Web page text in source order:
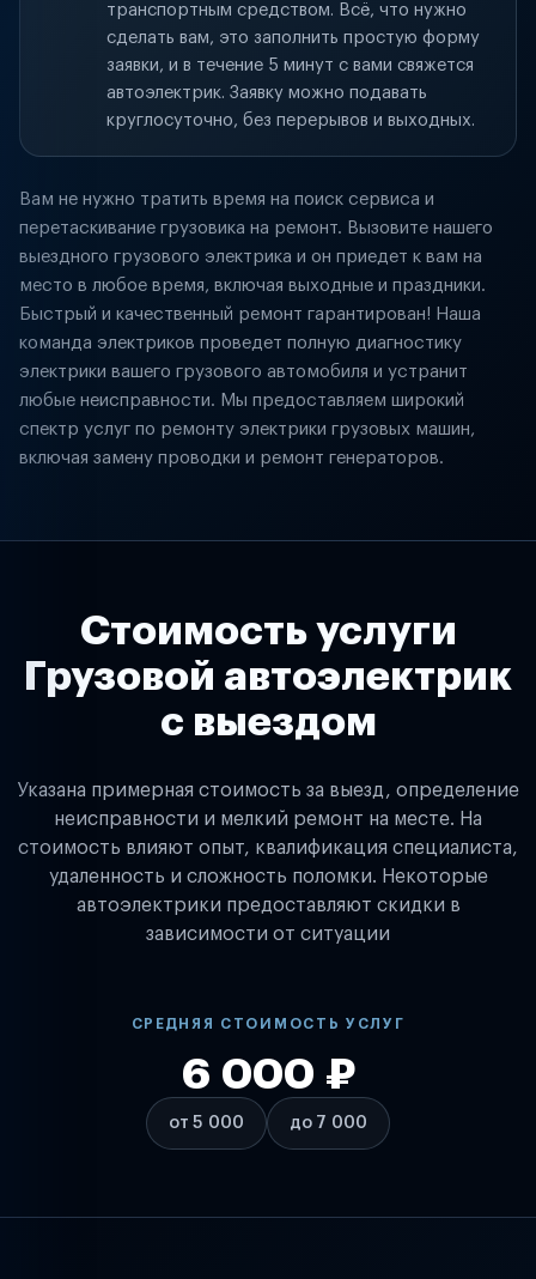
транспортным средством. Всё, что нужно
сделать вам, это заполнить простую форму
заявки, и в течение 5 минут с вами свяжется
автоэлектрик. Заявку можно подавать
круглосуточно, без перерывов и выходных.
Вам не нужно тратить время на поиск сервиса и
перетаскивание грузовика на ремонт. Вызовите нашего
выездного грузового электрика и он приедет к вам на
место в любое время, включая выходные и праздники.
Быстрый и качественный ремонт гарантирован! Наша
команда электриков проведет полную диагностику
электрики вашего грузового автомобиля и устранит
любые неисправности. Мы предоставляем широкий
спектр услуг по ремонту электрики грузовых машин,
включая замену проводки и ремонт генераторов.
Стоимость услуги
Грузовой автоэлектрик
с выездом
Указана примерная стоимость за выезд, определение
неисправности и мелкий ремонт на месте. На
стоимость влияют опыт, квалификация специалиста,
удаленность и сложность поломки. Некоторые
автоэлектрики предоставляют скидки в
зависимости от ситуации
СРЕДНЯЯ СТОИМОСТЬ УСЛУГ
от 5 000
6 000 ₽
до 7 000